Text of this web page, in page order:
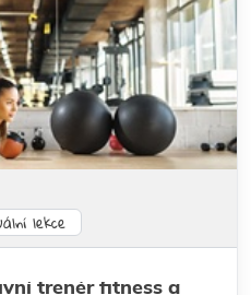
lekce
trenér fitness a